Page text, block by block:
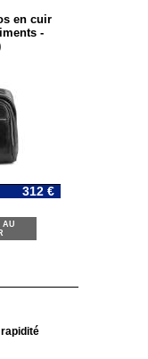
en cuir
-
312 €
AU